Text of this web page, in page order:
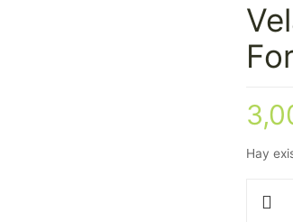
Hay
Oración